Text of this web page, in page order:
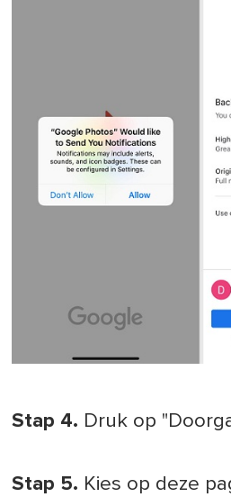
Stap 4. Druk op
Stap 5. Kies op deze